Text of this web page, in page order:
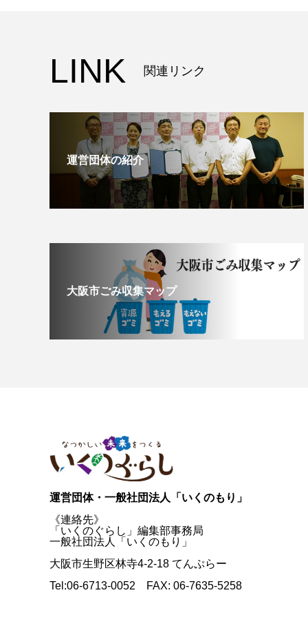
LINK 関連リンク
運営団体の紹介
大阪市ごみ収集マップ
運営団体・一般社団法人「いくのもり」
《連絡先》
「いくのぐらし」編集部事務局
一般社団法人「いくのもり」
大阪市生野区林寺4-2-18 てんぷらー
Tel:06-6713-0052 FAX: 06-7635-5258